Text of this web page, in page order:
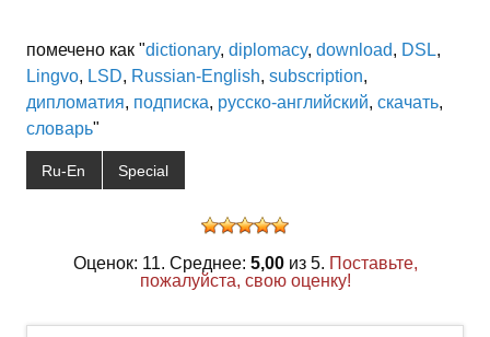
помечено как "dictionary, diplomacy, download, DSL,
Lingvo, LSD, Russian-English, subscription,
дипломатия, подписка, русско-английский, скачать,
словарь"
Ru-En Special
Оценок: 11. Среднее: 5,00из 5. Поставьте,
пожалуйста, свою оценку!